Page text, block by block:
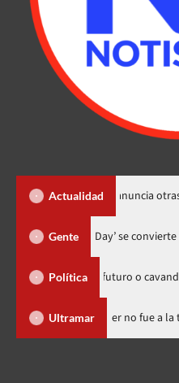
Actualidad
y anuncia otras 5,000
Gente
‘Spider-Man: Brand New
Política
futuro o cavando la
Ultramar Luis